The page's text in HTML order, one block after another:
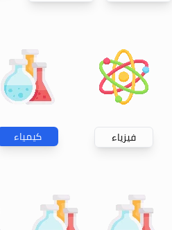
فيزياء كيمياء